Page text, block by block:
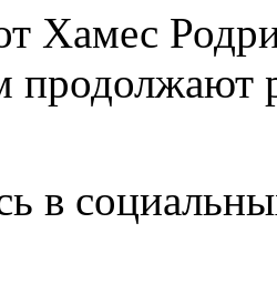
Хамес
продолжают
в